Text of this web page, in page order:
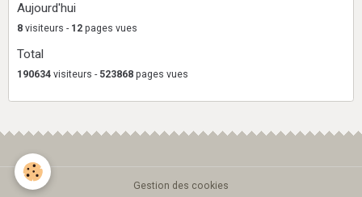
Aujourd'hui
8 visiteurs - 12 pages vues
Total
190634 visiteurs - 523868 pages vues
Gestion des cookies